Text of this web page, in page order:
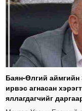
Баян-Өлгий аймгийн
ирвэс агнасан
яллагдагчийг